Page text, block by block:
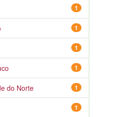
1
1
1
1
1
do Norte
1